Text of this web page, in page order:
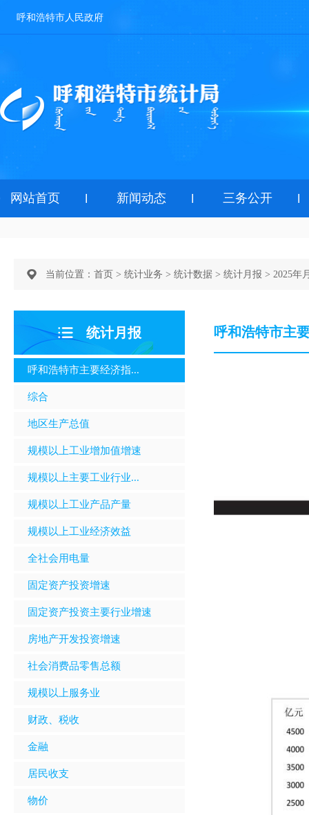
呼和浩特市人民政府
网站首页 新闻动态 三务公开
当前位置： 首页 > 统计业务 > 统计数据 > 统计月报 > 2025年
统计月报
呼和浩特市主要经济指...
综合
地区生产总值
规模以上工业增加值增速
规模以上主要工业行业...
规模以上工业产品产量
规模以上工业经济效益
全社会用电量
固定资产投资增速
固定资产投资主要行业增速
房地产开发投资增速
社会消费品零售总额
规模以上服务业
财政、税收
金融
居民收支
物价
呼和浩特市主